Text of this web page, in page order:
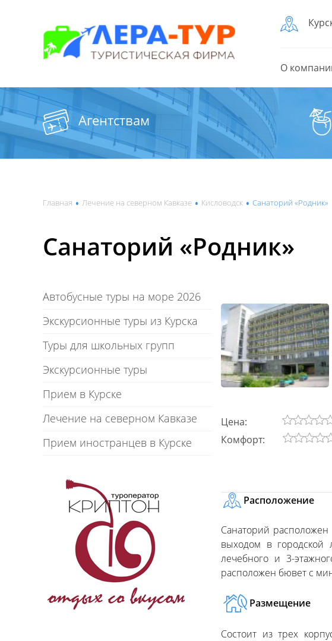
О
Агентствам
Главная • Лечение на северном Кавказе • Кисловодск • Санаторий «Родник»
Санаторий «Родник»
Автобусные туры на море 2026
Экскурсионные туры из Курска
Туры для школьных групп
Экскурсионные туры
Прием в Курске
Лечение на северном Кавказе
Прием иностранцев в Курске
Цена:
Комфорт:
Расположение
Санаторий
выходом в городской
лечебного и 3-
расположен бювет с
Размещение
Состоит из трех